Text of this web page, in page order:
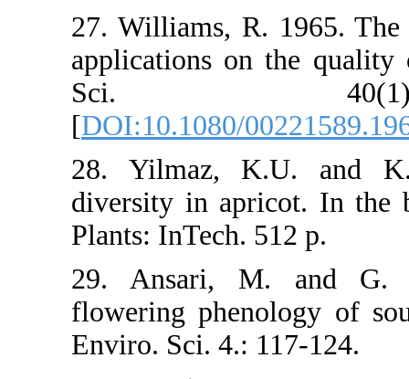
27. Williams,
applications
Sci.
[DOI:10.1080/
28. Yilmaz,
diversity in
Plants: InTech.
29. Ansari,
flowering
Enviro. Sci. 4.: